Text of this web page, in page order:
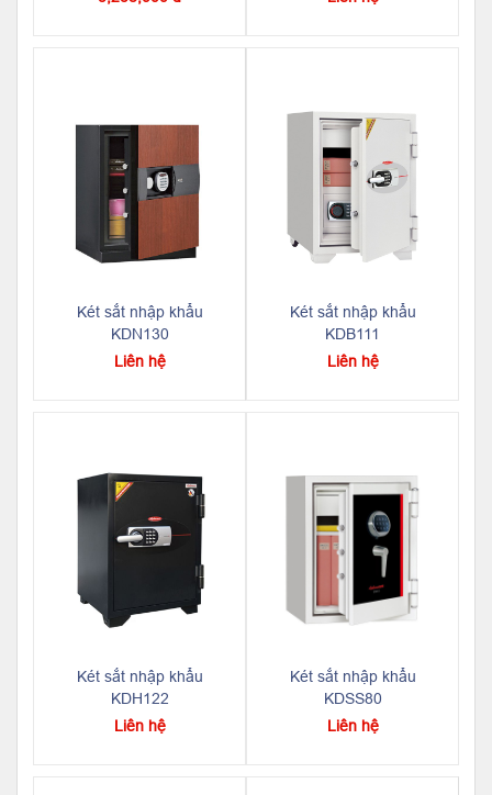
Két sắt nhập khẩu
KDN130
Liên hệ
Két sắt nhập khẩu
KDB111
Liên hệ
Két sắt nhập khẩu
KDH122
Liên hệ
Két sắt nhập khẩu
KDSS80
Liên hệ